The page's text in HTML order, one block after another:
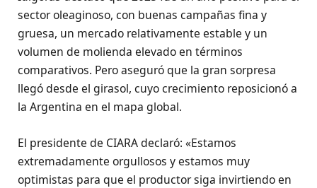
sector oleaginoso, con buenas campañas fina y
gruesa, un mercado relativamente estable y un
volumen de molienda elevado en términos
comparativos. Pero aseguró que la gran sorpresa
llegó desde el girasol, cuyo crecimiento reposicionó a
la Argentina en el mapa global.
El presidente de CIARA declaró: «Estamos
extremadamente orgullosos y estamos muy
optimistas para que el productor siga invirtiendo en